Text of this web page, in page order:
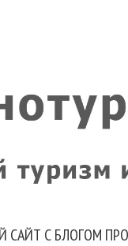
САЙТ С БЛОГОМ